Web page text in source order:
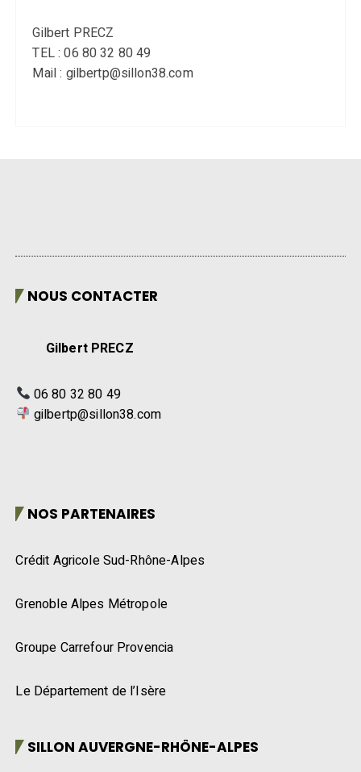
Gilbert PRECZ
TEL : 06 80 32 80 49
Mail : gilbertp@sillon38.com
NOUS CONTACTER
Gilbert PRECZ
06 80 32 80 49
gilbertp@sillon38.com
NOS PARTENAIRES
Crédit Agricole Sud-Rhône-Alpes
Grenoble Alpes Métropole
Groupe Carrefour Provencia
Le Département de l’Isère
SILLON AUVERGNE-RHÔNE-ALPES